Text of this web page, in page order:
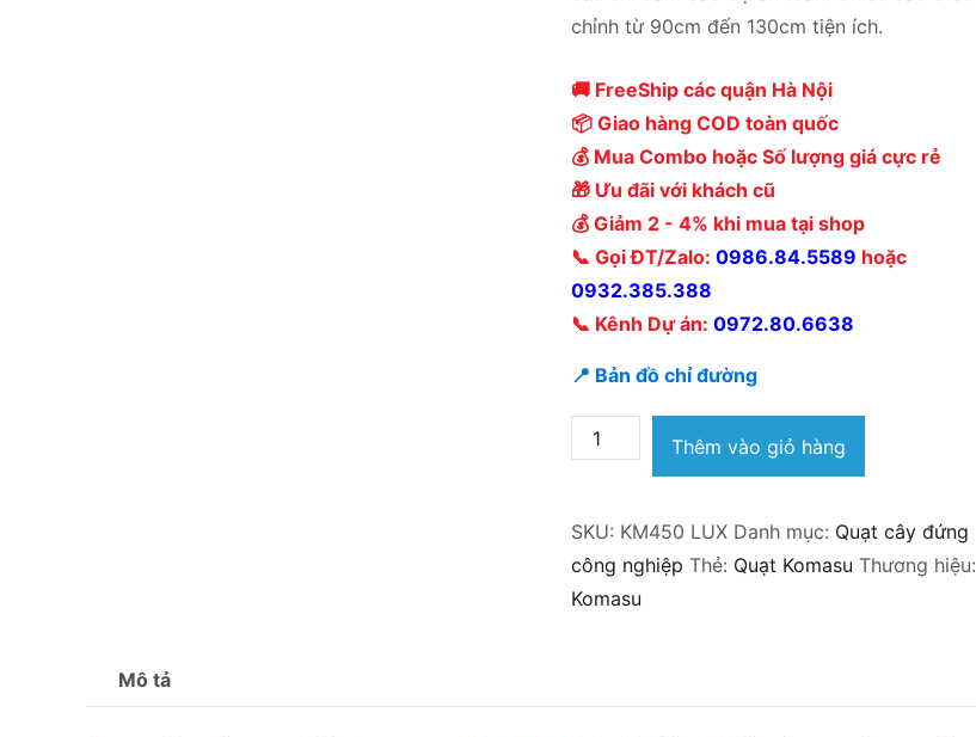
chỉnh từ 90cm đến 130cm tiện ích.
🚚 FreeShip các quận Hà Nội
📦 Giao hàng COD toàn quốc
💰 Mua Combo hoặc Số lượng giá cực rẻ
🎁 Ưu đãi với khách cũ
💰 Giảm 2 - 4% khi mua tại shop
📞 Gọi ĐT/Zalo: 0986.84.5589 hoặc
0932.385.388
📞 Kênh Dự án: 0972.80.6638
📍 Bản đồ chỉ đường
Quạt
cây
nghiệp
Komasu
KM450
Thêm vào giỏ hàng
SKU: KM450 LUX Danh mục: Quạt cây đứng
công nghiệp Thẻ: Quạt Komasu Thương hiệu:
Komasu
Mô tả